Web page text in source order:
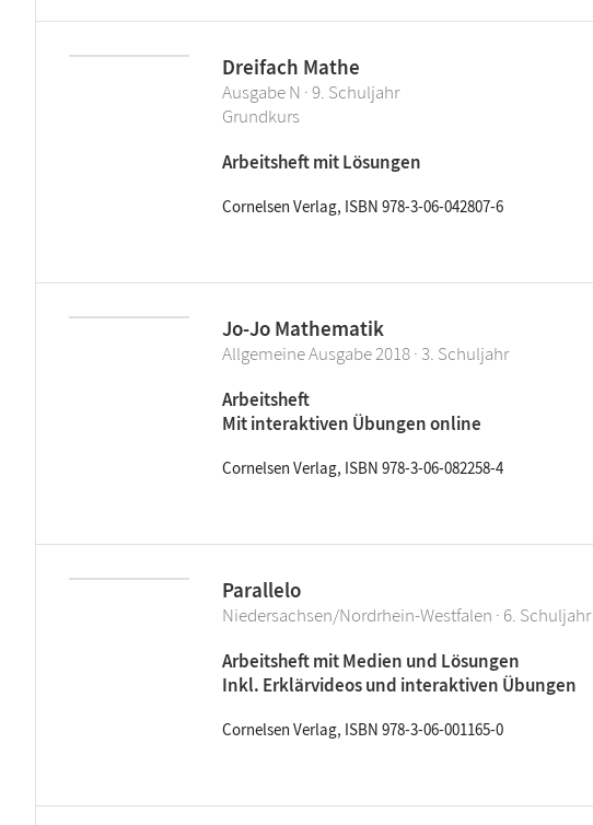
Dreifach Mathe
Ausgabe N · 9. Schuljahr
Grundkurs
Arbeitsheft mit Lösungen
Cornelsen Verlag, ISBN 978-3-06-042807-6
Jo-Jo Mathematik
Allgemeine Ausgabe 2018 · 3. Schuljahr
Arbeitsheft
Mit interaktiven Übungen online
Cornelsen Verlag, ISBN 978-3-06-082258-4
Parallelo
Niedersachsen/Nordrhein-Westfalen · 6. Schuljahr
Arbeitsheft mit Medien und Lösungen
Inkl. Erklärvideos und interaktiven Übungen
Cornelsen Verlag, ISBN 978-3-06-001165-0